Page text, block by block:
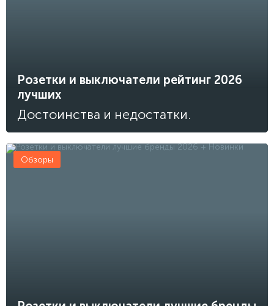
Розетки и выключатели рейтинг 2026
лучших
Достоинства и недостатки.
Обзоры